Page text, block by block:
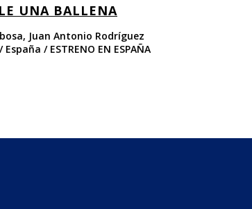
UNA BALLENA
Juan Antonio Rodríguez
/ ESTRENO EN ESPAÑA